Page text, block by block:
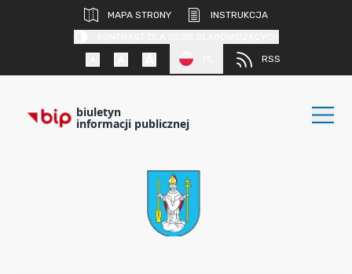
MAPA STRONY
INSTRUKCJA
RSS
biuletyn
informacji publicznej